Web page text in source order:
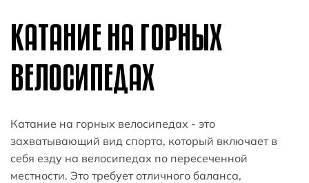
КАТАНИЕ НА ГОРНЫХ
ВЕЛОСИПЕДАХ
Катание на горных велосипедах - это
захватывающий вид спорта, который включает в
себя езду на велосипедах по пересеченной
местности. Это требует отличного баланса,